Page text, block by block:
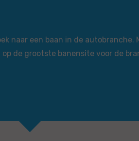
naar een baan in de
de grootste banensite voor de